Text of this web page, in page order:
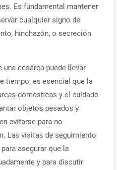
Es fundamental mantener
cualquier signo de
hinchazón, o secreción
cesárea puede llevar
tiempo, es esencial que la
domésticas y el cuidado
objetos pesados y
evitarse para no
Las visitas de seguimiento
asegurar que la
y para discutir